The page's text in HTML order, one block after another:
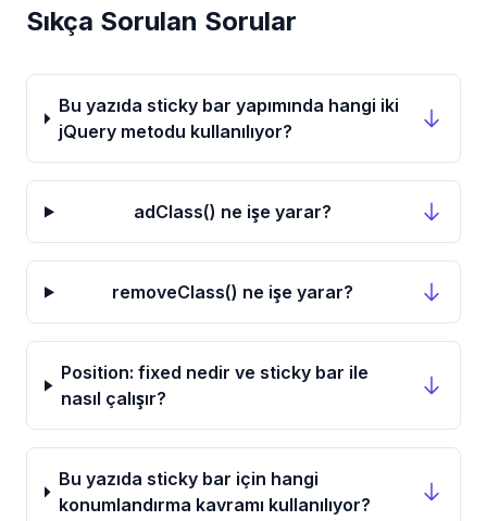
Sıkça Sorulan Sorular
Bu yazıda sticky bar yapımında hangi iki
jQuery metodu kullanılıyor?
adClass() ne işe yarar?
removeClass() ne işe yarar?
Position: fixed nedir ve sticky bar ile
nasıl çalışır?
Bu yazıda sticky bar için hangi
konumlandırma kavramı kullanılıyor?